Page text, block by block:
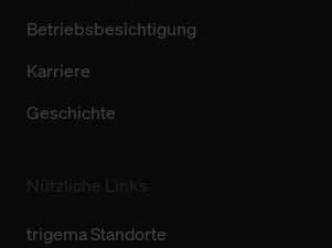
Betriebsbesichtigung
Karriere
Geschichte
trigema Standorte